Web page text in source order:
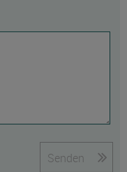
Senden